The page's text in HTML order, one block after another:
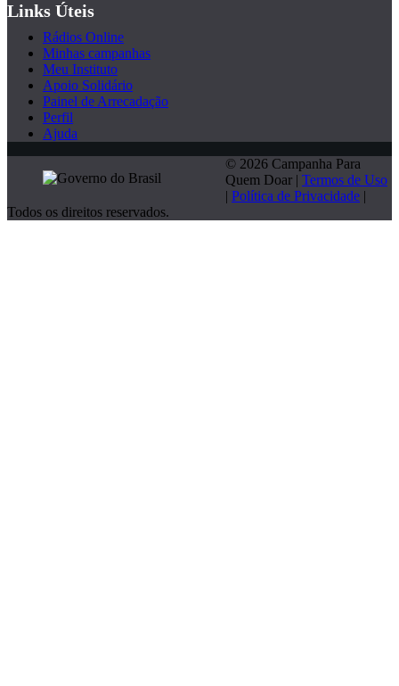
Links Úteis
Rádios Online
Minhas campanhas
Meu Instituto
Apoio Solidário
Painel de Arrecadação
Perfil
Ajuda
© 2026 Campanha Para
Quem Doar | Termos de Uso
| Política de Privacidade |
Todos os direitos reservados.